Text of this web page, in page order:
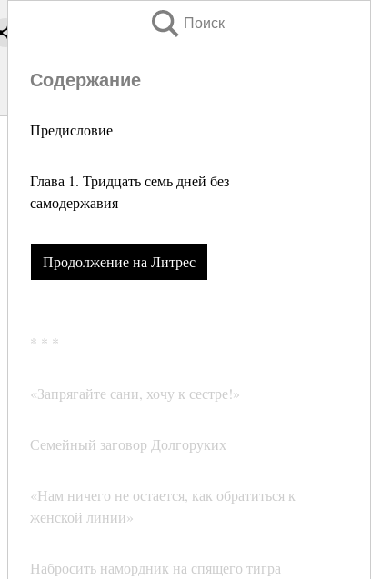
Поиск
Содержание
Предисловие
Глава 1. Тридцать семь дней без
самодержавия
Продолжение на Литрес
* * *
«Запрягайте сани, хочу к сестре!»
Семейный заговор Долгоруких
«Нам ничего не остается, как обратиться к
женской линии»
Набросить намордник на спящего тигра